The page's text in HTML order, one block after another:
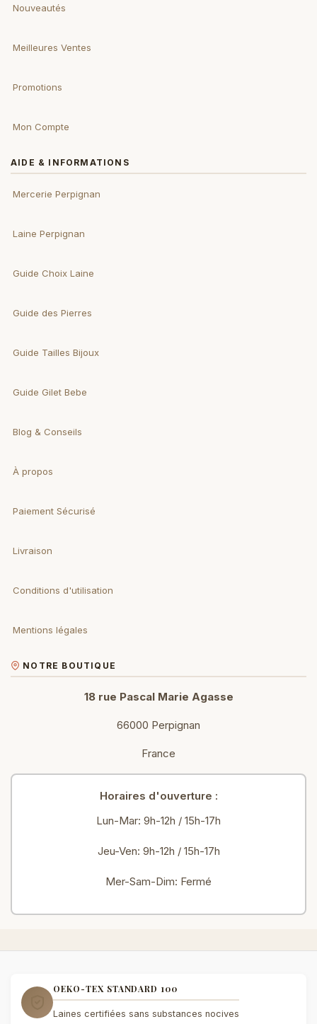
Nouveautés
Meilleures Ventes
Promotions
Mon Compte
AIDE & INFORMATIONS
Mercerie Perpignan
Laine Perpignan
Guide Choix Laine
Guide des Pierres
Guide Tailles Bijoux
Guide Gilet Bebe
Blog & Conseils
À propos
Paiement Sécurisé
Livraison
Conditions d'utilisation
Mentions légales
NOTRE BOUTIQUE
18 rue Pascal Marie Agasse
66000 Perpignan
France
Horaires d'ouverture :
Lun-Mar: 9h-12h / 15h-17h
Jeu-Ven: 9h-12h / 15h-17h
Mer-Sam-Dim: Fermé
OEKO-TEX STANDARD 100
Laines certifiées sans substances nocives